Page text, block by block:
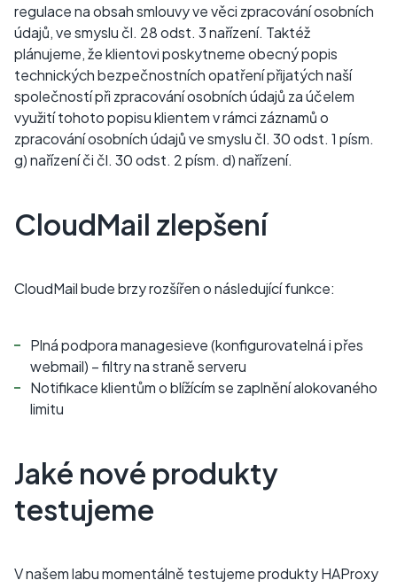
regulace na obsah smlouvy ve věci zpracování osobních
údajů, ve smyslu čl. 28 odst. 3 nařízení. Taktéž
plánujeme, že klientovi poskytneme obecný popis
technických bezpečnostních opatření přijatých naší
společností při zpracování osobních údajů za účelem
využití tohoto popisu klientem v rámci záznamů o
zpracování osobních údajů ve smyslu čl. 30 odst. 1 písm.
g) nařízení či čl. 30 odst. 2 písm. d) nařízení.
CloudMail zlepšení
CloudMail bude brzy rozšířen o následující funkce:
Plná podpora managesieve (konfigurovatelná i přes
webmail) – filtry na straně serveru
Notifikace klientům o blížícím se zaplnění alokovaného
limitu
Jaké nové produkty
testujeme
V našem labu momentálně testujeme produkty HAProxy